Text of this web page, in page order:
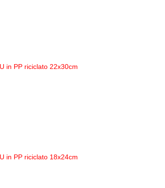
in PP riciclato 22x30cm
in PP riciclato 18x24cm